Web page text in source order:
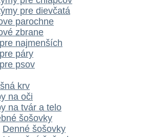
pre dievčatá
parochne
zbrane
najmenších
páry
psov
krv
na oči
na tvár a telo
šošovky
Denné šošovky